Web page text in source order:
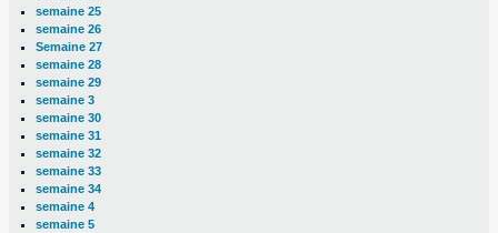
semaine 25
semaine 26
Semaine 27
semaine 28
semaine 29
semaine 3
semaine 30
semaine 31
semaine 32
semaine 33
semaine 34
semaine 4
semaine 5